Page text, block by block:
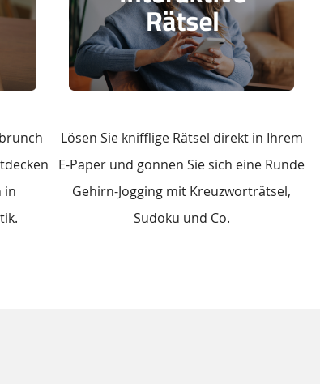
in
Lösen Sie knifflige Rätsel direkt in Ihrem
E-Paper und gönnen Sie sich eine Runde
Gehirn-Jogging mit Kreuzworträtsel,
Sudoku und Co.